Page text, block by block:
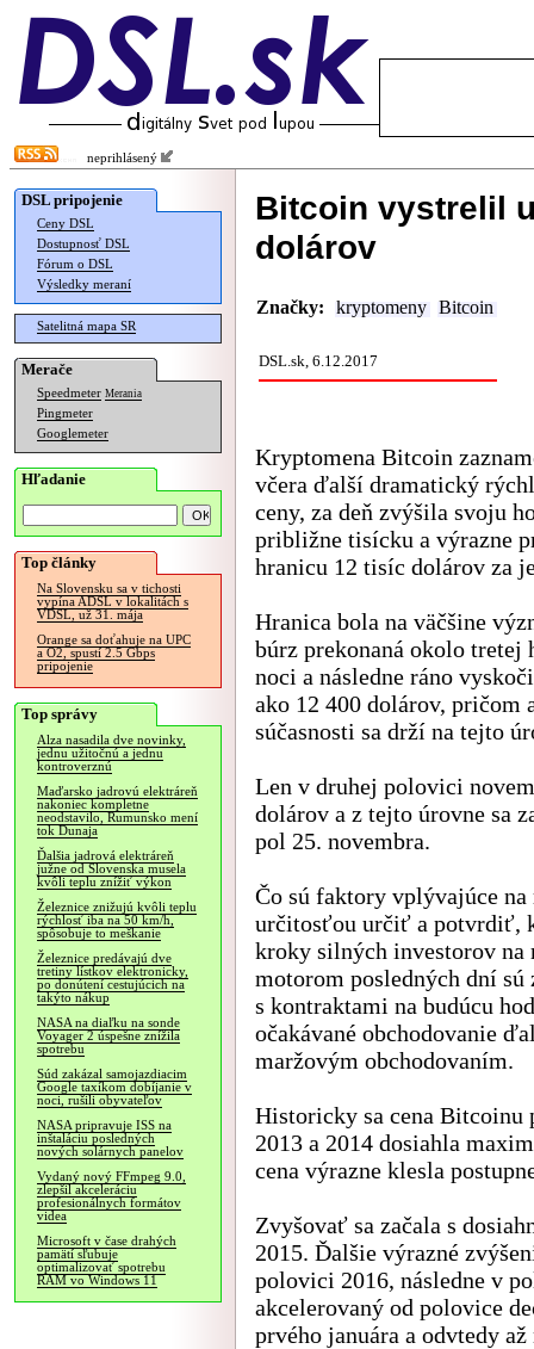
neprihlásený
DSL pripojenie
Ceny DSL
Dostupnosť DSL
Fórum o DSL
Výsledky meraní
Satelitná mapa SR
Merače
Speedmeter Merania
Pingmeter
Googlemeter
Hľadanie
Top články
Na Slovensku sa v tichosti
vypína ADSL v lokalitách s
VDSL, už 31. mája
Orange sa doťahuje na UPC
a O2, spustí 2.5 Gbps
pripojenie
Top správy
Alza nasadila dve novinky,
jednu užitočnú a jednu
kontroverznú
Maďarsko jadrovú elektráreň
nakoniec kompletne
neodstavilo, Rumunsko mení
tok Dunaja
Ďalšia jadrová elektráreň
južne od Slovenska musela
kvôli teplu znížiť výkon
Železnice znižujú kvôli teplu
rýchlosť iba na 50 km/h,
spôsobuje to meškanie
Železnice predávajú dve
tretiny lístkov elektronicky,
po donútení cestujúcich na
takýto nákup
NASA na diaľku na sonde
Voyager 2 úspešne znížila
spotrebu
Súd zakázal samojazdiacim
Google taxíkom dobíjanie v
noci, rušili obyvateľov
NASA pripravuje ISS na
inštaláciu posledných
nových solárnych panelov
Vydaný nový FFmpeg 9.0,
zlepšil akceleráciu
profesionálnych formátov
videa
Microsoft v čase drahých
pamätí sľubuje
optimalizovať spotrebu
RAM vo Windows 11
Bitcoin vystrelil
dolárov
Značky: kryptomeny Bitcoin
DSL.sk, 6.12.2017
Kryptomena Bitcoin
včera ďalší dramatický
ceny, za deň zvýšila svoju
približne tisícku a výrazne
hranicu 12 tisíc dolárov za
Hranica bola na väčšine
búrz prekonaná okolo tretej
noci a následne ráno
ako 12 400 dolárov, pričom
súčasnosti sa drží na tejto
Len v druhej polovici
dolárov a z tejto úrovne sa
pol 25. novembra.
Čo sú faktory vplývajúce
určitosťou určiť a potvrdiť,
kroky silných investorov
motorom posledných dní
s kontraktami na budúcu
očakávané obchodovanie
maržovým obchodovaním.
Historicky sa cena Bitcoinu
2013 a 2014 dosiahla
cena výrazne klesla
Zvyšovať sa začala s
2015. Ďalšie výrazné
polovici 2016, následne v
akcelerovaný od polovice
prvého januára a odvtedy